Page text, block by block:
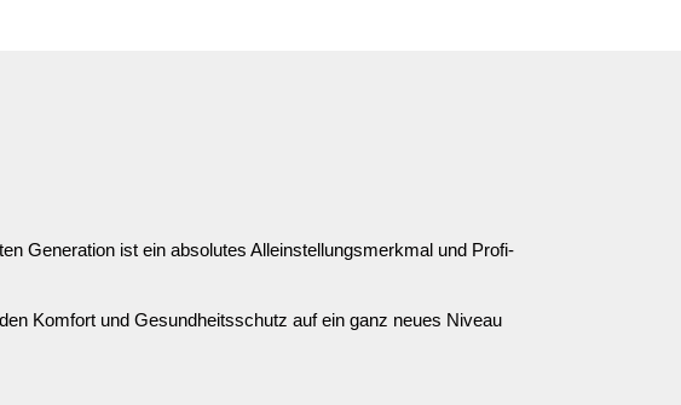
Generation ist ein absolutes Alleinstellungsmerkmal und Profi-
Komfort und Gesundheitsschutz auf ein ganz neues Niveau